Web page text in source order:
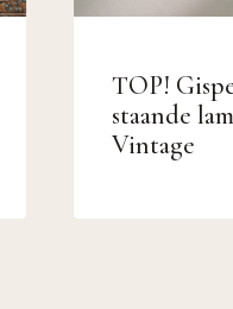
TOP!
staande
Vintage